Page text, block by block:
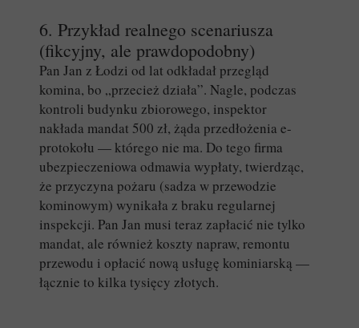
6. Przykład realnego scenariusza
(fikcyjny, ale prawdopodobny)
Pan Jan z Łodzi od lat odkładał przegląd
komina, bo „przecież działa”. Nagle, podczas
kontroli budynku zbiorowego, inspektor
nakłada mandat 500 zł, żąda przedłożenia e-
protokołu — którego nie ma. Do tego firma
ubezpieczeniowa odmawia wypłaty, twierdząc,
że przyczyna pożaru (sadza w przewodzie
kominowym) wynikała z braku regularnej
inspekcji. Pan Jan musi teraz zapłacić nie tylko
mandat, ale również koszty napraw, remontu
przewodu i opłacić nową usługę kominiarską —
łącznie to kilka tysięcy złotych.